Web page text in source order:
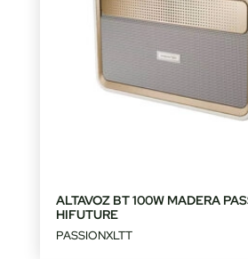
ALTAVOZ BT 100W MADERA
HIFUTURE
PASSIONXLTT